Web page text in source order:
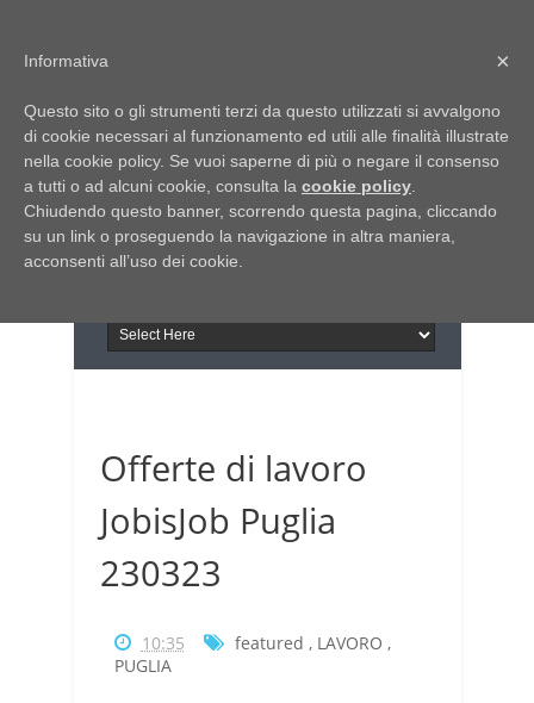
Italia Notizie
Giornale di Basilicata
Giornale di Puglia
INFORMAPUGLIA
Il portale n.1 del lavoro
in Puglia
Offerte di lavoro
JobisJob Puglia
230323
10:35 featured , LAVORO ,
PUGLIA
×
Informativa
Questo sito o gli strumenti terzi da questo utilizzati si avvalgono
di cookie necessari al funzionamento ed utili alle finalità illustrate
nella cookie policy. Se vuoi saperne di più o negare il consenso
a tutti o ad alcuni cookie, consulta la cookie policy
Chiudendo questo banner, scorrendo questa pagina, cliccando
su un link o proseguendo la navigazione in altra maniera,
acconsenti all’uso dei cookie.